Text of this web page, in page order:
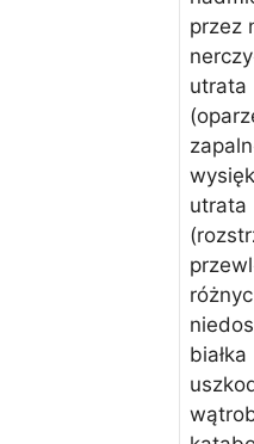
przez
utrata
utrata